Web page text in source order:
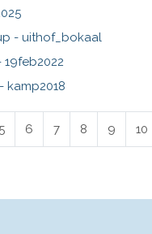
- uithof_bokaal
kamp2018
Pagina 1 van 28
5 6 7 8 9 10